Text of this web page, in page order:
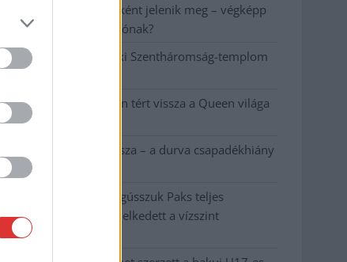
immáron csak hetilapként jelenik meg – végképp
vége a nyomtatott sajtónak?
Befejeződött a szolnoki Szentháromság-templom
Szimfonikus köntösben tért vissza a Queen világa
a fővárosba
Ilyen, amikor „fél” a Tisza – a durva csapadékhiány
nagyon meglátszik
Lehet, hogy mégis megússzuk Paks teljes
leállítását, némileg emelkedett a vízszint
(VIDEÓVAL)